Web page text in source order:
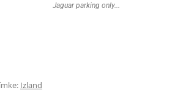
Jaguar parking only...
Izland